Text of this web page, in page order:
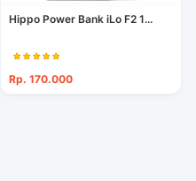
Hippo Power Bank iLo F2 1...
Rp. 170.000